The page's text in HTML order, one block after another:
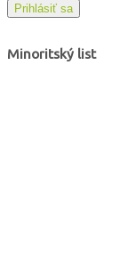
Prihlásiť sa
Minoritský list